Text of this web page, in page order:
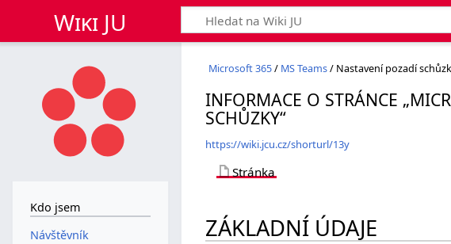
Wiki JU
Microsoft 365/ MS Teams/ Nastavení pozadí
INFORMACE O STRÁNCE
SCHŮZKY“
https://wiki.jcu.cz/shorturl/13y
Stránka
ZÁKLADNÍ ÚDAJE
Kdo jsem
Návštěvník